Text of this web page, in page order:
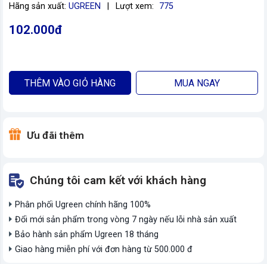
Hãng sản xuất: UGREEN Lượt xem: 775
102.000đ
THÊM VÀO GIỎ HÀNG MUA NGAY
Ưu đãi thêm
Chúng tôi cam kết với khách hàng
Phân phối Ugreen chính hãng 100%
Đổi mới sản phẩm trong vòng 7 ngày nếu lỗi nhà sản xuất
Bảo hành sản phẩm Ugreen 18 tháng
Giao hàng miễn phí với đơn hàng từ 500.000 đ